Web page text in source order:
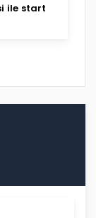
ile start